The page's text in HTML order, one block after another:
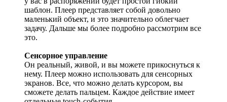
шаблон. Плеер представляет собой довольно
маленький объект, и это значительно облегчает
задачу. Дальше мы более подробно рассмотрим все
это.
Сенсорное управление
Он реальный, живой, и вы можете прикоснуться к
нему. Плеер можно использовать для сенсорных
экранов. Все, что можно делать курсором, вы
сможете делать пальцем. Каждое действие имеет